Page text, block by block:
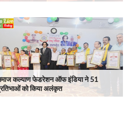
कल्याण फेडरेशन ऑफ इंडिया ने 51
को किया अलंकृत